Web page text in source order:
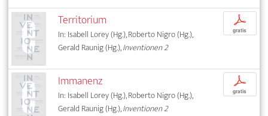
Territorium
In: Isabell Lorey (Hg.), Roberto Nigro (Hg.),
Gerald Raunig (Hg.),Inventionen 2
p
gratis
Immanenz
In: Isabell Lorey (Hg.), Roberto Nigro (Hg.),
Gerald Raunig (Hg.),Inventionen 2
p
gratis